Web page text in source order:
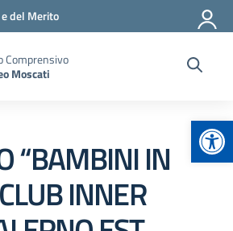
del Merito
Comprensivo
Moscati
“BAMBINI IN
INNER